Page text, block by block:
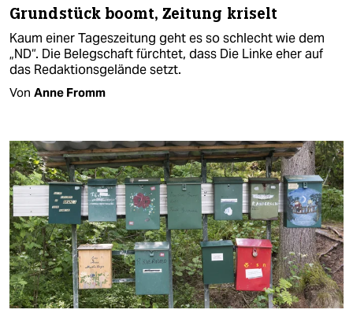
Grundstück boomt, Zeitung kriselt
Kaum einer Tageszeitung geht es so schlecht wie dem
„ND“. Die Belegschaft fürchtet, dass Die Linke eher auf
das Redaktionsgelände setzt.
Von Anne Fromm